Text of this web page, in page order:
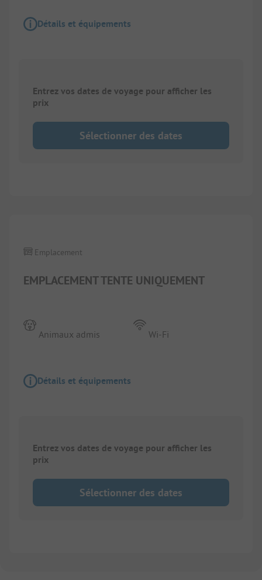
Détails et équipements
Entrez vos dates de voyage pour afficher les
prix
Sélectionner des dates
EMPLACEMENT TENTE UNIQUEMENT
Emplacement
Animaux admis Wi-Fi
Détails et équipements
Entrez vos dates de voyage pour afficher les
prix
Sélectionner des dates